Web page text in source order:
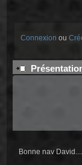
Connexion ou
Bonne nav